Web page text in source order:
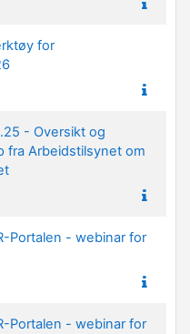
for
- Oversikt og
fra Arbeidstilsynet om
Portalen - webinar for
Portalen - webinar for